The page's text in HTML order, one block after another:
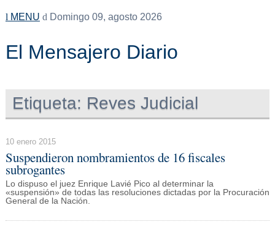
MENU Domingo 09, agosto 2026
El Mensajero Diario
Etiqueta: Reves Judicial
10 enero 2015
Suspendieron nombramientos de 16 fiscales
subrogantes
Lo dispuso el juez Enrique Lavié Pico al determinar la
«suspensión» de todas las resoluciones dictadas por la Procuración
General de la Nación.